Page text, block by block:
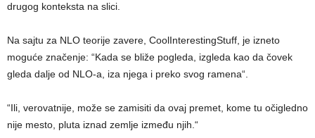
drugog konteksta na slici.
Na sajtu za NLO teorije zavere, CoolInterestingStuff, je izneto
moguće značenje: “Kada se bliže pogleda, izgleda kao da čovek
gleda dalje od NLO-a, iza njega i preko svog ramena“.
“Ili, verovatnije, može se zamisiti da ovaj premet, kome tu očigledno
nije mesto, pluta iznad zemlje između njih.“